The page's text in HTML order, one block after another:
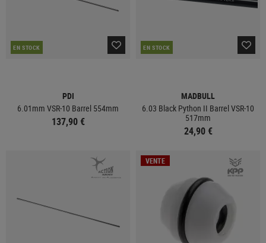
EN STOCK
PDI
6.01mm VSR-10 Barrel 554mm
137,90 €
EN STOCK
MADBULL
6.03 Black Python II Barrel VSR-10
517mm
24,90 €
VENTE